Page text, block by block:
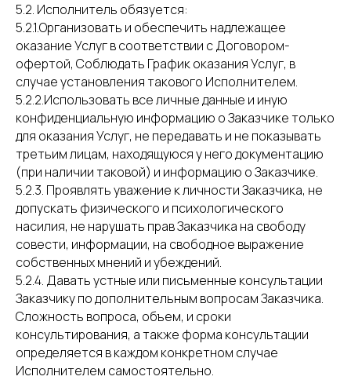
5.2. Исполнитель обязуется:
5.2.1.Организовать и обеспечить надлежащее
оказание Услуг в соответствии с Договором-
офертой, Соблюдать График оказания Услуг, в
случае установления такового Исполнителем.
5.2.2.Использовать все личные данные и иную
конфиденциальную информацию о Заказчике только
для оказания Услуг, не передавать и не показывать
третьим лицам, находящуюся у него документацию
(при наличии таковой) и информацию о Заказчике.
5.2.3. Проявлять уважение к личности Заказчика, не
допускать физического и психологического
насилия, не нарушать прав Заказчика на свободу
совести, информации, на свободное выражение
собственных мнений и убеждений.
5.2.4. Давать устные или письменные консультации
Заказчику по дополнительным вопросам Заказчика.
Сложность вопроса, объем, и сроки
консультирования, а также форма консультации
определяется в каждом конкретном случае
Исполнителем самостоятельно.